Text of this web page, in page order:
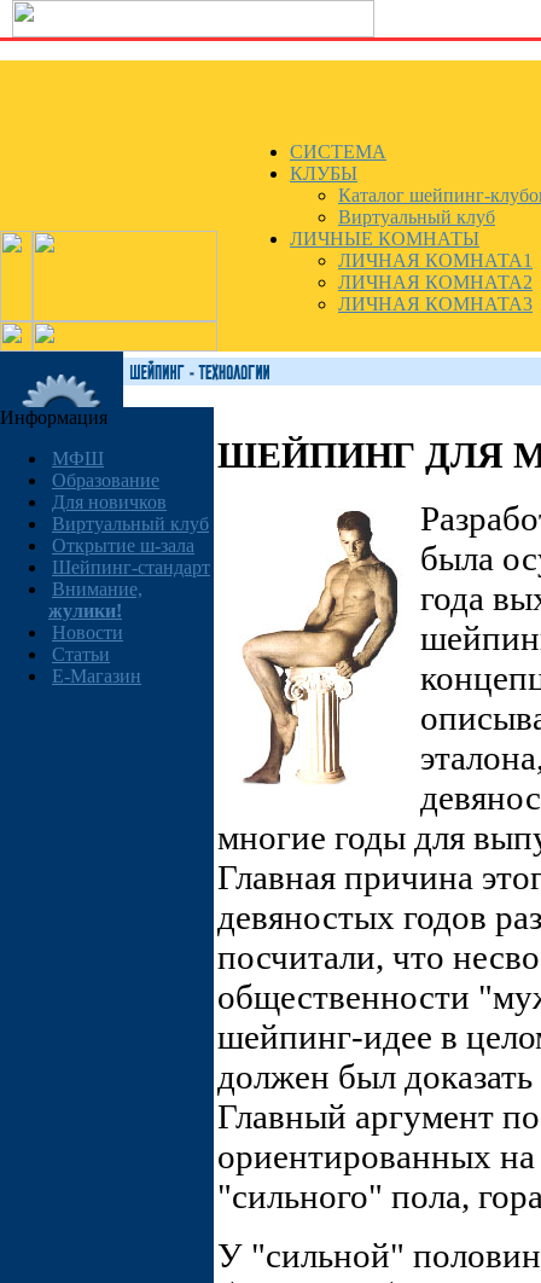
СИСТЕМА
КЛУБЫ
Каталог шейпинг-
Виртуальный клуб
ЛИЧНЫЕ КОМНАТЫ
ЛИЧНАЯ КОМНАТА1
ЛИЧНАЯ КОМНАТА2
ЛИЧНАЯ КОМНАТА3
Информация
МФШ
Образование
Для новичков
Виртуальный клуб
Открытие ш-зала
Шейпинг-стандарт
Внимание,
жулики!
Новости
Статьи
E-Магазин
ШЕЙПИНГ ДЛЯ
была
года
многие годы для
Главная причина
девяностых годов
посчитали, что
общественности
шейпинг-идее в
должен был
Главный аргумент
ориентированных
"сильного" пола,
У "сильной"